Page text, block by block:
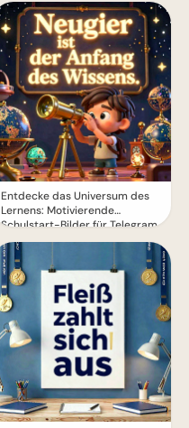
Entdecke das Universum des
Lernens: Motivierende
Schulstart-Bilder für Telegram